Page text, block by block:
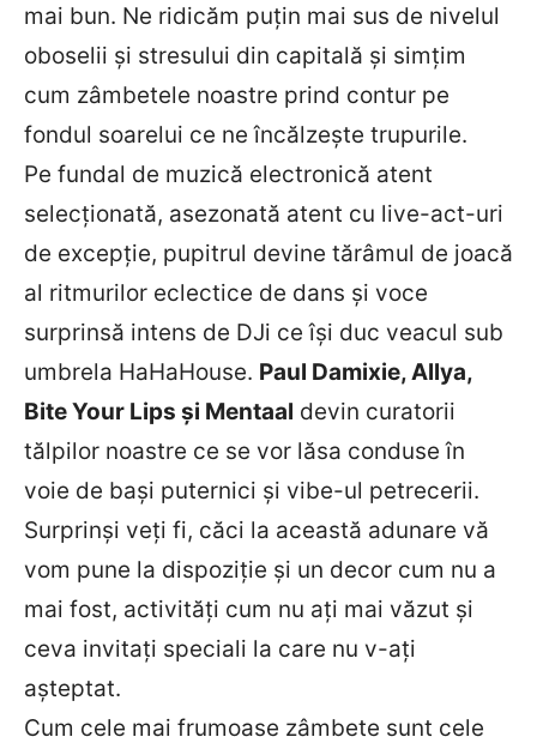
mai bun. Ne ridicăm puțin mai sus de nivelul
oboselii și stresului din capitală și simțim
cum zâmbetele noastre prind contur pe
fondul soarelui ce ne încălzește trupurile.
Pe fundal de muzică electronică atent
selecționată, asezonată atent cu live-act-uri
de excepție, pupitrul devine tărâmul de joacă
al ritmurilor eclectice de dans și voce
surprinsă intens de DJi ce își duc veacul sub
umbrela HaHaHouse. Paul Damixie, Allya,
Bite Your Lips și Mentaal devin curatorii
tălpilor noastre ce se vor lăsa conduse în
voie de bași puternici și vibe-ul petrecerii.
Surprinși veți fi, căci la această adunare vă
vom pune la dispoziție și un decor cum nu a
mai fost, activități cum nu ați mai văzut și
ceva invitați speciali la care nu v-ați
așteptat.
Cum cele mai frumoase zâmbete sunt cele